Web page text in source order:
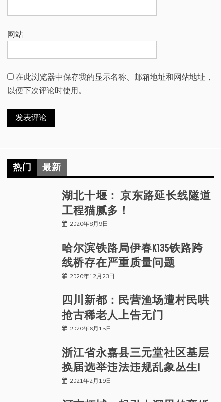
网站
在此浏览器中保存我的显示名称、邮箱地址和网站地址，
以便下次评论时使用。
热门 最新
湖北十堰： 京东路延长线隧道
工程猫腻多！
2020年8月9日
哈尔滨铁路局伊春K135铁路跨
线桥存在严重质量问题
2020年12月23日
四川新都：民营渔场遭村民哄
抢古稀老人上告无门
2020年6月15日
浙江省永嘉县三元堂社区基层
换届选举违法违规乱象丛生!
2021年2月19日